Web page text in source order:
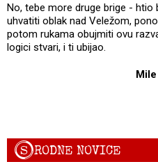
No, tebe more druge brige - htio
uhvatiti oblak nad Veležom,
potom rukama obujmiti ovu
logici stvari, i ti ubijao.
SRODNE NOVICE